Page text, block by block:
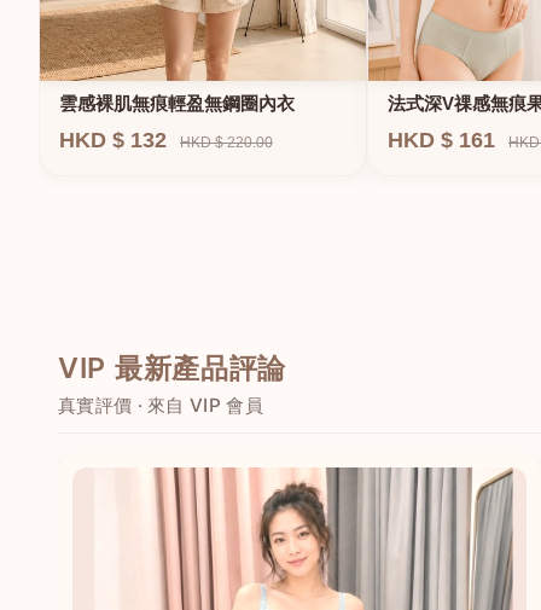
雲感裸肌無痕輕盈無鋼圈內衣
HKD $ 132 HKD $ 220.00
法式深V祼感無痕
圈內衣
HKD $ 161
VIP 最新產品評論
真實評價 · 來自 VIP 會員